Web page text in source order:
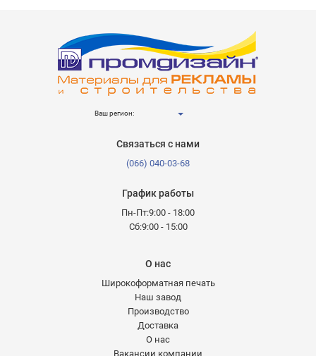
Ваш регион:
Связаться с нами
(066) 040-03-68
График работы
Пн-Пт:9:00 - 18:00
Сб:9:00 - 15:00
О нас
Широкоформатная печать
Наш завод
Производство
Доставка
О нас
Вакансии компании